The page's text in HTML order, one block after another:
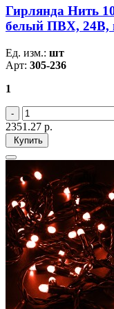
Гирлянда Нить
белый ПВХ, 24В,
Ед. изм.: шт
Арт: 305-236
1
2351.27 р.
Купить